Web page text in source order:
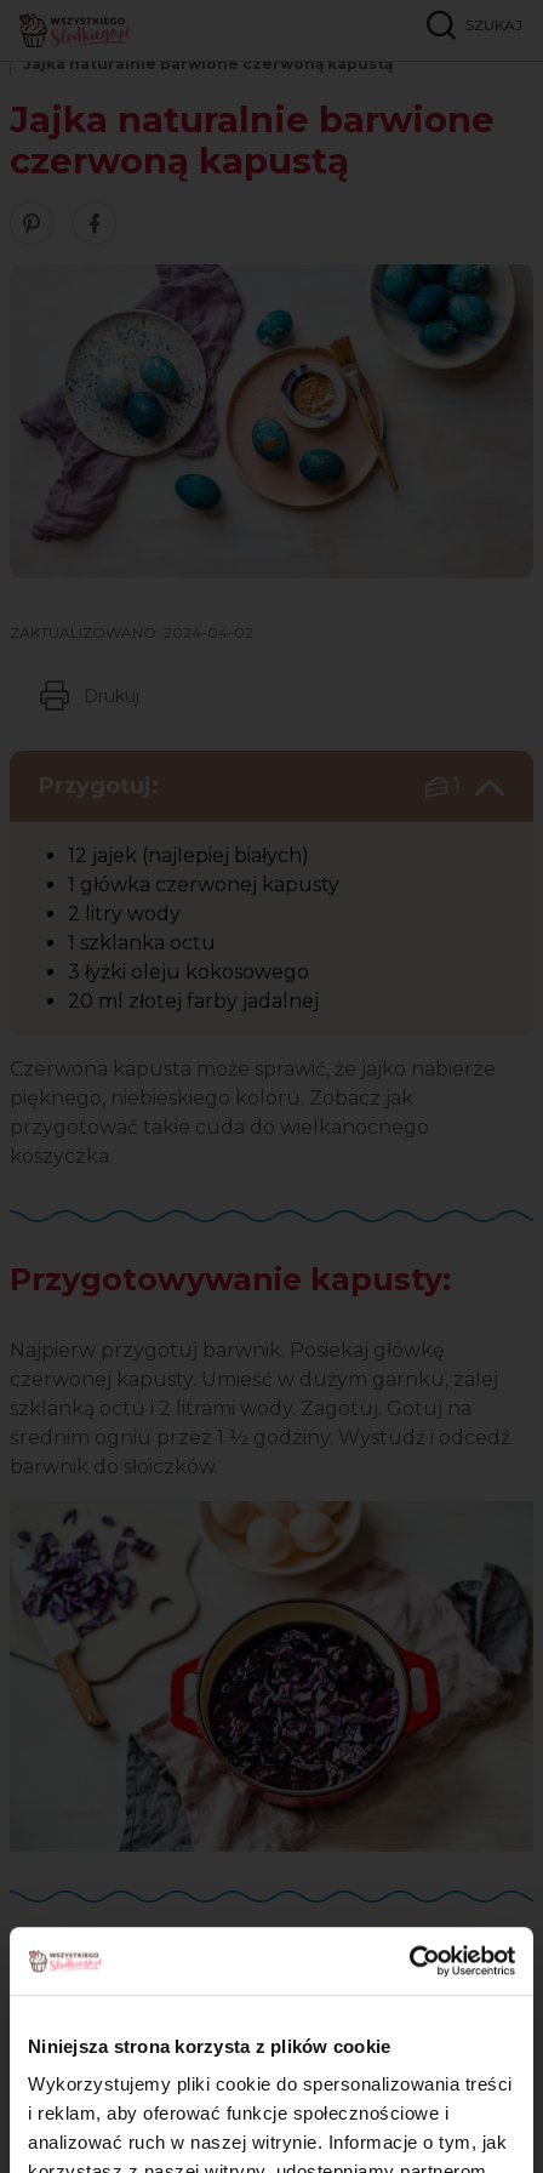
Niniejsza strona korzysta z plików cookie
Wykorzystujemy pliki cookie do spersonalizowania treści
i reklam, aby oferować funkcje społecznościowe i
analizować ruch w naszej witrynie. Informacje o tym, jak
SZUKAJ
Strona główna
Jajka naturalnie barwione czerwoną kapustą
Jajka naturalnie barwione
czerwoną kapustą
Zobacz nasze piny w serwisie Pinterest
Śledź nas na Facebooku
ZAKTUALIZOWANO: 2024-04-02
Drukuj
Przygotuj: 1
12 jajek (najlepiej białych)
1 główka czerwonej kapusty
2 litry wody
1 szklanka octu
3 łyżki oleju kokosowego
20 ml złotej farby jadalnej
Czerwona kapusta może sprawić, że jajko nabierze
pięknego, niebieskiego koloru. Zobacz jak
przygotować takie cuda do wielkanocnego
koszyczka.
Przygotowywanie kapusty:
Najpierw przygotuj barwnik. Posiekaj główkę
czerwonej kapusty. Umieść w dużym garnku, zalej
szklanką octu i 2 litrami wody. Zagotuj. Gotuj na
średnim ogniu przez 1 ½ godziny. Wystudź i odcedź
barwnik do słoiczków.
Gotowanie jajek:
gotuj 8 minut, średnie - 9 minut, duże - 10 minut.